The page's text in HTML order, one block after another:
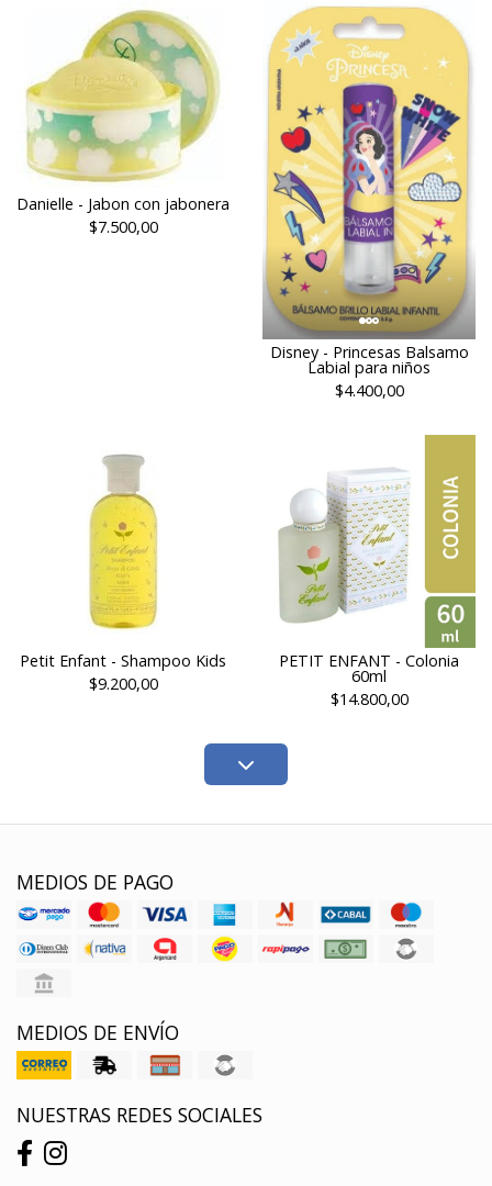
Danielle - Jabon con jabonera
$7.500,00
Disney - Princesas Balsamo
Labial para niños
$4.400,00
Petit Enfant - Shampoo Kids
$9.200,00
PETIT ENFANT - Colonia
60ml
$14.800,00
MEDIOS DE PAGO
MEDIOS DE ENVÍO
NUESTRAS REDES SOCIALES